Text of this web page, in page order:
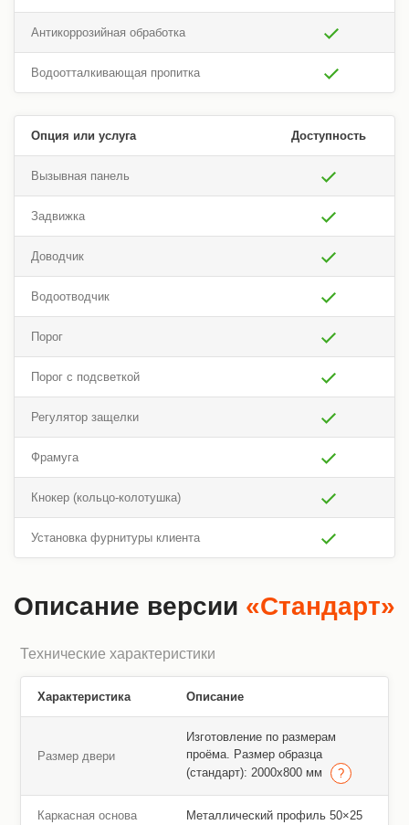
Антикоррозийная обработка
Водоотталкивающая пропитка
Опция или услуга Доступность
Вызывная панель
Задвижка
Доводчик
Водоотводчик
Порог
Порог с подсветкой
Регулятор защелки
Фрамуга
Кнокер (кольцо-колотушка)
Установка фурнитуры клиента
Описание версии «Стандарт»
Технические характеристики
Характеристика Описание
Размер двери
Изготовление по размерам
проёма. Размер образца
(стандарт): 2000х800 мм
Каркасная основа
Металлический профиль 50×25